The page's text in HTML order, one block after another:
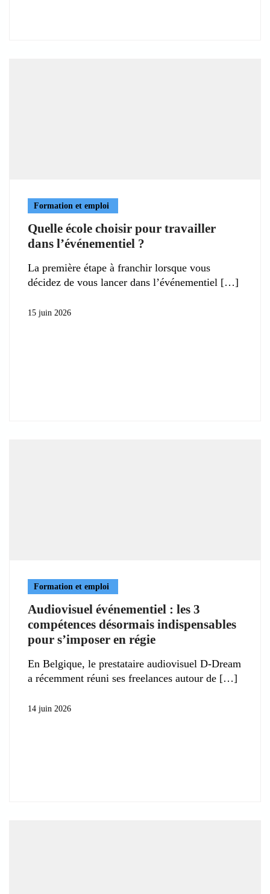
Formation et emploi
Quelle école choisir pour travailler
dans l’événementiel ?
La première étape à franchir lorsque vous
décidez de vous lancer dans l’événementiel
15 juin 2026
Formation et emploi
Audiovisuel événementiel : les 3
compétences désormais indispensables
pour s’imposer en régie
En Belgique, le prestataire audiovisuel D-Dream
a récemment réuni ses freelances autour de
14 juin 2026